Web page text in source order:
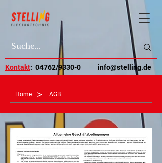
Kontakt: 04762/9330-0 info@stelling.de
Home > AGB